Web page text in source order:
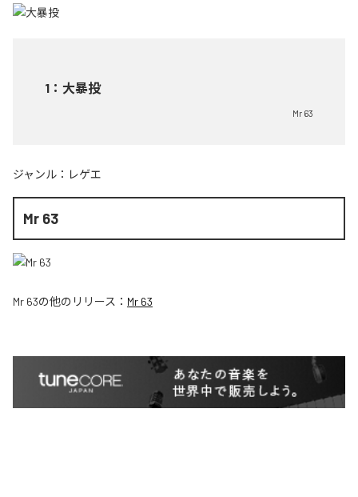
1 ： 大暴投
Mr 63
ジャンル： レゲエ
Mr 63
Mr 63の他のリリース： Mr 63